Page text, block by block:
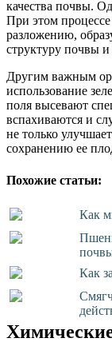
качества почвы.
При этом
разложению,
структуру почвы и
Другим важным
использование
поля высевают
вспахиваются и
не только
сохранению ее
Похожие статьи:
Как
Как